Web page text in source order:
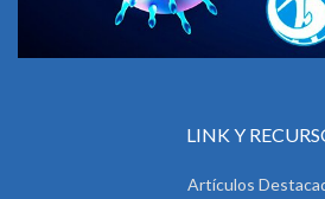
LINK Y
Artículos